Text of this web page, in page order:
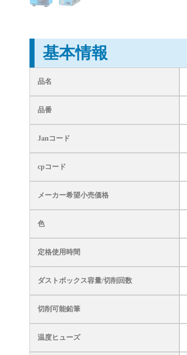
基本情報
品名
品番
Janコード
cpコード
メーカー希望小売価格
色
定格使用時間
ダストボックス容量/切削回数
切削可能鉛筆
温度ヒューズ